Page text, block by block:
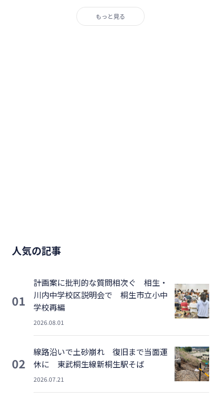
もっと見る
人気の記事
01
計画案に批判的な質問相次ぐ 相生・
川内中学校区説明会で 桐生市立小中
学校再編
2026.08.01
02
線路沿いで土砂崩れ 復旧まで当面運
休に 東武桐生線新桐生駅そば
2026.07.21